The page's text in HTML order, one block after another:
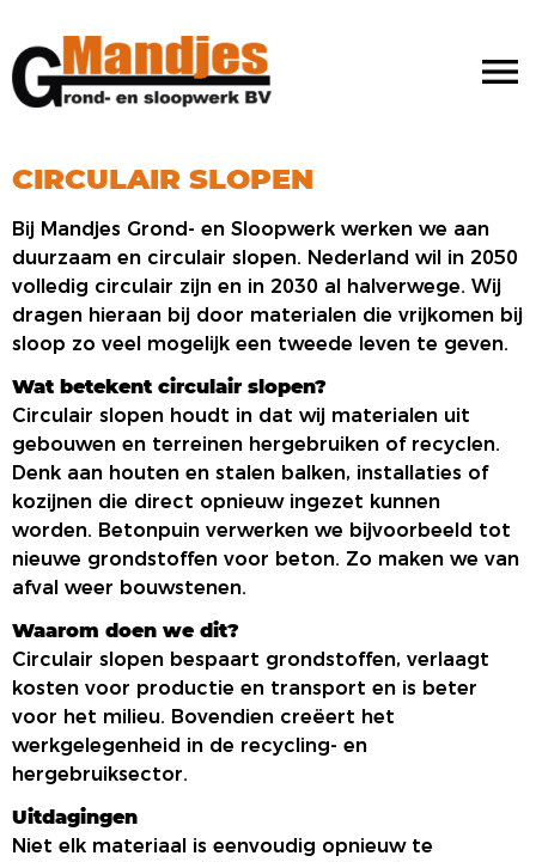
menu
CIRCULAIR SLOPEN
Bij Mandjes Grond- en Sloopwerk werken we aan
duurzaam en circulair slopen. Nederland wil in 2050
volledig circulair zijn en in 2030 al halverwege. Wij
dragen hieraan bij door materialen die vrijkomen bij
sloop zo veel mogelijk een tweede leven te geven.
Wat betekent circulair slopen?
Circulair slopen houdt in dat wij materialen uit
gebouwen en terreinen hergebruiken of recyclen.
Denk aan houten en stalen balken, installaties of
kozijnen die direct opnieuw ingezet kunnen
worden. Betonpuin verwerken we bijvoorbeeld tot
nieuwe grondstoffen voor beton. Zo maken we van
afval weer bouwstenen.
Waarom doen we dit?
Circulair slopen bespaart grondstoffen, verlaagt
kosten voor productie en transport en is beter
voor het milieu. Bovendien creëert het
werkgelegenheid in de recycling- en
hergebruiksector.
Uitdagingen
Niet elk materiaal is eenvoudig opnieuw te